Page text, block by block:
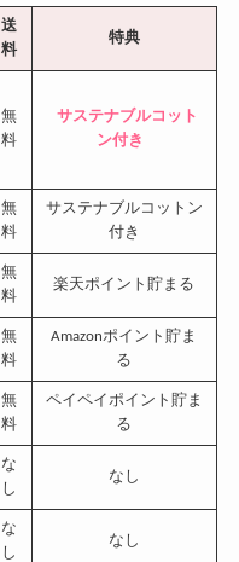
送
料
特典
無
料
サステナブルコット
ン付き
無
料
サステナブルコットン
付き
無
料
楽天ポイント貯まる
無
料
Amazonポイント貯ま
る
無
料
ペイペイポイント貯ま
る
な
し
なし
な
し
なし